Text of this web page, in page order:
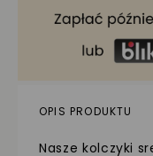
OPIS PRODUKTU
Nasze kolczyki